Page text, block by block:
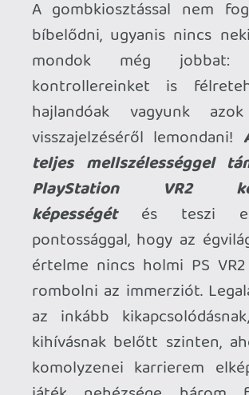
forrongó francia forradalom viharában
vagy a 30-as évek New York-jának
utcáján, a helyszínekhez külön kioldható
jelmez dukál a zenekarunknak, míg
nekünk új pálcákkal és kesztyűkkel kell
beérnünk. A legkülönlegesebb skin címet
elnyerő "fénypálca/lightbaton" a
Complete Edition részét képező"Dual of
the Fates"DLC-nek köszönhető. A
Maestro katartikus csúcspontját
egyértelműen aStar Wars I. rész – Baljós
árnyakvégső nagy csatája alatt
felcsendülőJohn Williamsmű
levezénylése jelentette, de alig maradt el
Howard Shore The Bridge of
Khazad-Dum-jaA gyűrűk urából,
ráadásul mindkettőhöz komplett szettel
(helyszín-zenekar-pálca-kesztyű)
kedveskedtek a készítők. Az alapjáték
felhozatala igyekszik világhírű